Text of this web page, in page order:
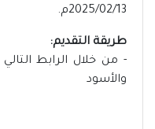
2025/02/13م.
طريقة التقديم:
- من خلال الرابط
والأسود